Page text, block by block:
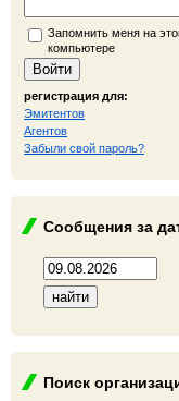
Запомнить меня на
компьютере
регистрация для:
Эмитентов
Агентов
Забыли свой пароль?
Сообщения за
Поиск